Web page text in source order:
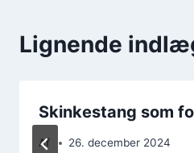
Lignende
Skinkestang som
Af 26. december 2024